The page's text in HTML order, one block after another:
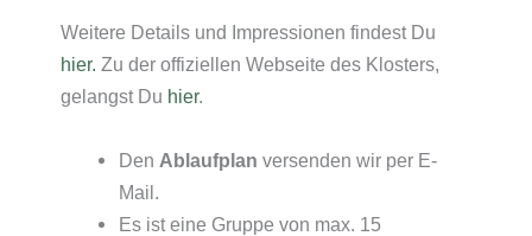
Weitere Details und Impressionen findest Du
hier. Zu der offiziellen Webseite des Klosters,
gelangst Du hier.
Den Ablaufplan versenden wir per E-
Mail.
Es ist eine Gruppe von max. 15